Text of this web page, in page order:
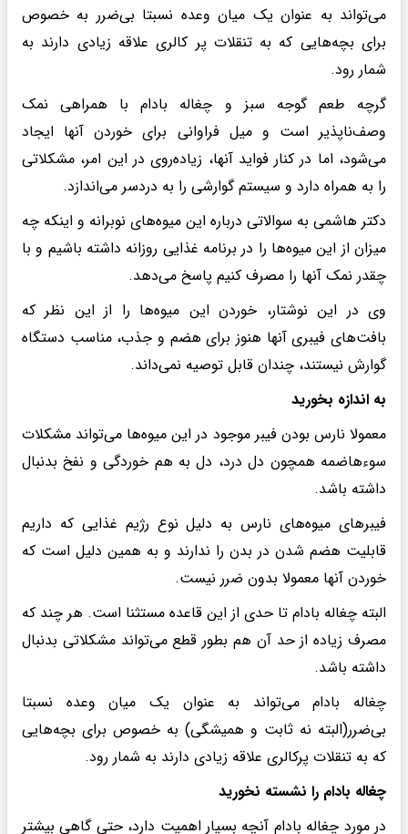
می‌تواند به عنوان یک میان وعده نسبتا بی‌ضرر به خصوص
برای بچه‌هایی که به تنقلات پر کالری علاقه زیادی دارند به
شمار رود.
گرچه طعم گوجه سبز و چغاله بادام با همراهی نمک
وصف‌ناپذیر است و میل فراوانی برای خوردن آنها ایجاد
می‌شود، اما در کنار فواید آنها، زیاده‌روی در این امر، مشکلاتی
را به همراه دارد و سیستم گوارشی را به دردسر می‌اندازد.
دکتر هاشمی به سوالاتی درباره این میوه‌های نوبرانه و اینکه چه
میزان از این میوه‌ها را در برنامه غذایی روزانه داشته باشیم و با
چقدر نمک آنها را مصرف کنیم پاسخ می‌دهد.
وی در این نوشتار، خوردن این میوه‌ها را از این نظر که
بافت‌های فیبری آنها هنوز برای هضم و جذب، مناسب دستگاه
گوارش نیستند، چندان قابل توصیه نمی‌داند.
به اندازه بخورید
معمولا نارس بودن فیبر موجود در این میوه‌ها می‌تواند مشکلات
سوءهاضمه همچون دل درد، دل به هم خوردگی و نفخ بدنبال
داشته باشد.
فیبرهای میوه‌های نارس به دلیل نوع رژیم غذایی که داریم
قابلیت هضم شدن در بدن را ندارند و به همین دلیل است که
خوردن آنها معمولا بدون ضرر نیست.
البته چغاله بادام تا حدی از این قاعده مستثنا است. هر چند که
مصرف زیاده از حد آن هم بطور قطع می‌تواند مشکلاتی بدنبال
داشته باشد.
چغاله بادام می‌تواند به عنوان یک میان وعده نسبتا
بی‌ضرر(البته نه ثابت و همیشگی) به خصوص برای بچه‌هایی
که به تنقلات پرکالری علاقه زیادی دارند به شمار رود.
چغاله بادام را نشسته نخورید
در مورد چغاله بادام آنچه بسیار اهمیت دارد، حتی گاهی بیشتر